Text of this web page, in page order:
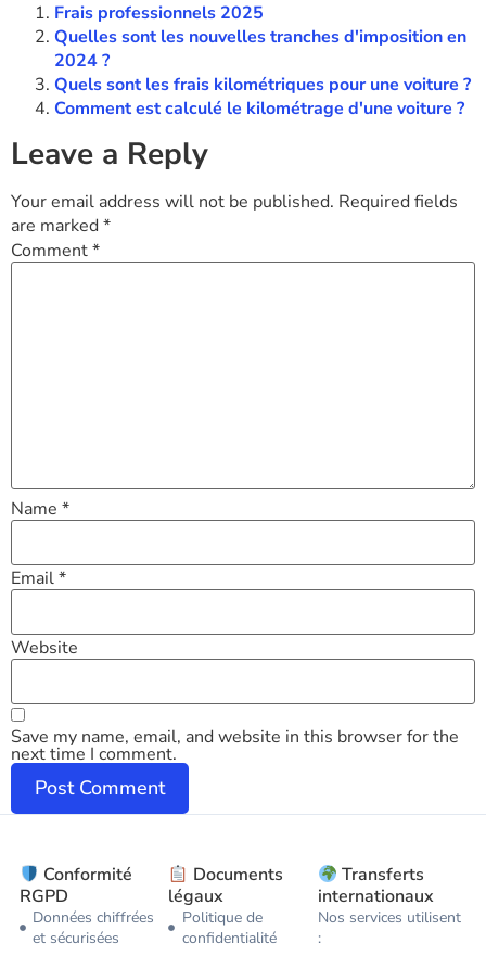
Frais professionnels 2025
Quelles sont les nouvelles tranches d'imposition en
2024 ?
Quels sont les frais kilométriques pour une voiture ?
Comment est calculé le kilométrage d'une voiture ?
Leave a Reply
Your email address will not be published. Required fields
are marked *
Comment*
Name *
Email*
Website
Save my name, email, and website in this browser for the
next time I comment.
Conformité
RGPD
Données chiffrées
et sécurisées
Documents
légaux
Politique de
confidentialité
Transferts
internationaux
Nos services utilisent
: